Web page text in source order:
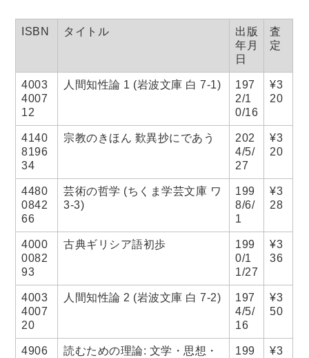
その他
木版画・浮世絵
木版画・浮世絵
ISBN タイトル
出版
年月
日
査
定
4003
4007
12
人間知性論 1 (岩波文庫 白 7-1)
197
2/1
0/16
¥3
20
4140
8196
34
宗教のきほん 歎異抄にであう
202
4/5/
27
¥3
20
4480
0842
66
芸術の哲学 (ちくま学芸文庫 ワ
3-3)
199
8/6/
1
¥3
28
4000
0082
93
古典ギリシア語初歩
199
0/1
1/27
¥3
36
4003
4007
20
人間知性論 2 (岩波文庫 白 7-2)
197
4/5/
16
¥3
50
4906
読むための理論: 文学・思想・
199
¥3